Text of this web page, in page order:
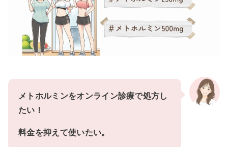
メトホルミンをオンライン診療で処方し
たい！
料金を抑えて使いたい。